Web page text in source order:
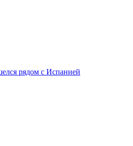
рядом с Испанией